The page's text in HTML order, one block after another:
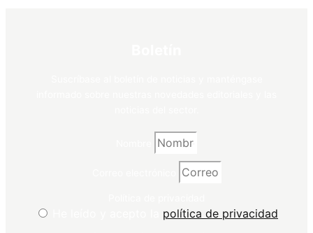
política de privacidad